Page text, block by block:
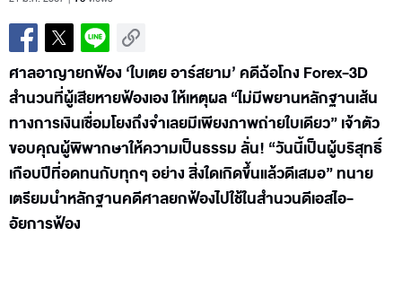
ศาลอาญายกฟ้อง ‘ใบเตย อาร์สยาม’ คดีฉ้อโกง Forex-3D
สำนวนที่ผู้เสียหายฟ้องเอง ให้เหตุผล “ไม่มีพยานหลักฐานเส้น
ทางการเงินเชื่อมโยงถึงจำเลยมีเพียงภาพถ่ายใบเดียว” เจ้าตัว
ขอบคุณผู้พิพากษาให้ความเป็นธรรม ลั่น! “วันนี้เป็นผู้บริสุทธิ์
เกือบปีที่อดทนกับทุกๆ อย่าง สิ่งใดเกิดขึ้นแล้วดีเสมอ” ทนาย
เตรียมนำหลักฐานคดีศาลยกฟ้องไปใช้ในสำนวนดีเอสไอ-
อัยการฟ้อง